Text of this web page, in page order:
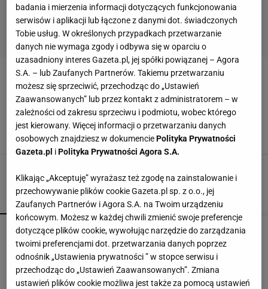
LAURENTUS
To nie tak miało być! Sabalenka pokonana w
Madrycie
Szymon Szczepanik,22 KWIETNIA 2025, 06:03
POPULARNE NAJNOWSZE
Górnik marnował na potęgę. Jeden gol
zadecydował
W Rosji zawrzało. "Polska stawia
badania i mierzenia informacji dotyczących funkcjonowania
serwisów i aplikacji lub łączone z danymi dot. świadczonych
Tobie usług. W określonych przypadkach przetwarzanie
danych nie wymaga zgody i odbywa się w oparciu o
uzasadniony interes Gazeta.pl, jej spółki powiązanej – Agora
S.A. – lub Zaufanych Partnerów. Takiemu przetwarzaniu
możesz się sprzeciwić, przechodząc do „Ustawień
Zaawansowanych” lub przez kontakt z administratorem – w
zależności od zakresu sprzeciwu i podmiotu, wobec którego
jest kierowany. Więcej informacji o przetwarzaniu danych
osobowych znajdziesz w dokumenciePolityka Prywatności
Gazeta.pl iPolityka Prywatności Agora S.A.
Klikając „Akceptuję” wyrażasz też zgodę na zainstalowanie i
przechowywanie plików cookie Gazeta.pl sp. z o.o., jej
Zaufanych Partnerów i Agora S.A. na Twoim urządzeniu
końcowym. Możesz w każdej chwili zmienić swoje preferencje
dotyczące plików cookie, wywołując narzędzie do zarządzania
twoimi preferencjami dot. przetwarzania danych poprzez
odnośnik „Ustawienia prywatności ” w stopce serwisu i
przechodząc do „Ustawień Zaawansowanych”. Zmiana
ustawień plików cookie możliwa jest także za pomocą ustawień